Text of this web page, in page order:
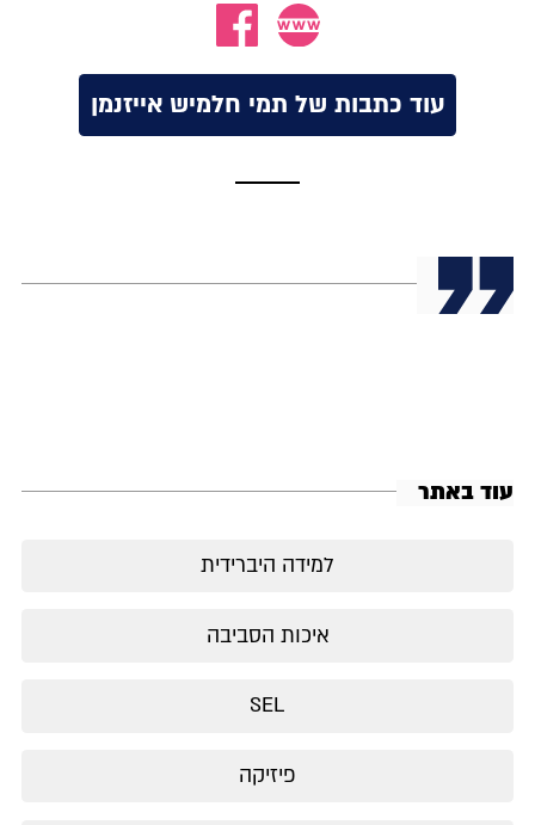
עוד כתבות של תמי חלמיש אייזנמן
עוד באתר
למידה היברידית
איכות הסביבה
SEL
פיזיקה